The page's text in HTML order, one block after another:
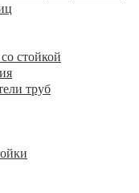
стойкой
труб